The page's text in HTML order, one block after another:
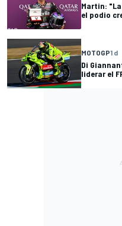
Martin:
el podio
MOTOGP1 d
Di
liderar el